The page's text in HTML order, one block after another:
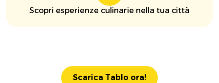
Scopri esperienze culinarie nella tua città
Scarica Tablo ora!